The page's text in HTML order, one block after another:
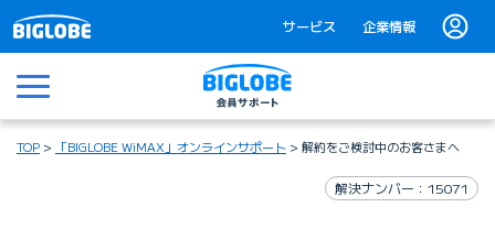
サービス 企業情報
メニュー
TOP 「BIGLOBE WiMAX」オンラインサポート 解約をご検討中のお客さまへ
解決ナンバー：15071